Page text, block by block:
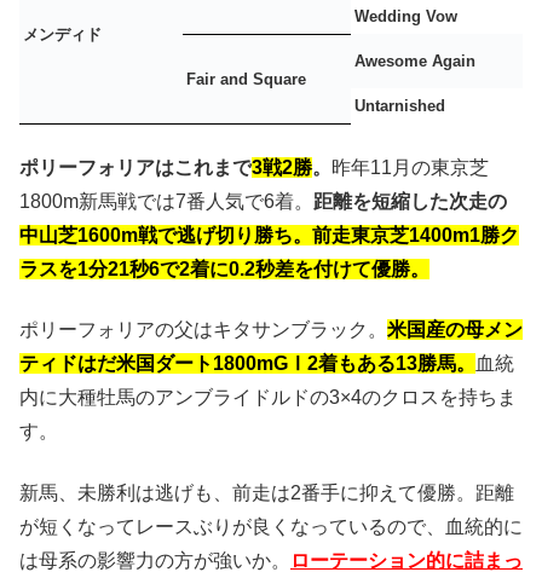
メンディド
Wedding Vow
Fair and Square
Awesome Again
Untarnished
ポリーフォリアはこれまで3戦2勝。 昨年11月の東京芝
1800m新馬戦では7番人気で6着。 距離を短縮した次走の
中山芝1600m戦で逃げ切り勝ち。前走東京芝1400m1勝ク
ラスを1分21秒6で2着に0.2秒差を付けて優勝。
ポリーフォリアの父はキタサンブラック。 米国産の母メン
ティドはだ米国ダート1800mGⅠ2着もある13勝馬。
血統
内に大種牡馬のアンブライドルドの3×4のクロスを持ちま
す。
新馬、未勝利は逃げも、前走は2番手に抑えて優勝。距離
が短くなってレースぶりが良くなっているので、血統的に
は母系の影響力の方が強いか。
ローテーション的に詰まっ